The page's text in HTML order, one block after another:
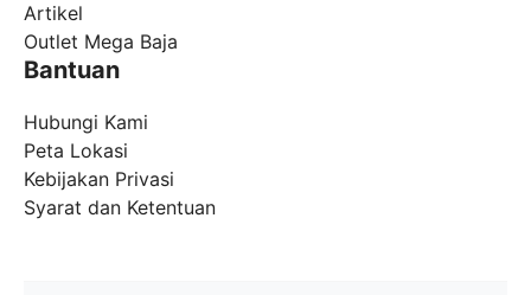
Artikel
Outlet Mega Baja
Bantuan
Hubungi Kami
Peta Lokasi
Kebijakan Privasi
Syarat dan Ketentuan